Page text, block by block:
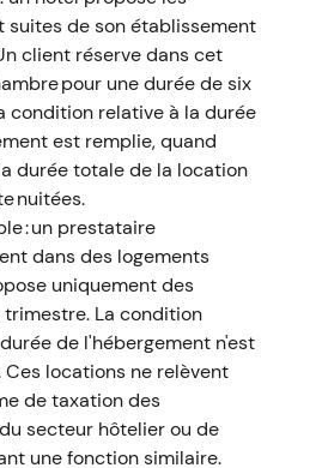
suites de son établissement
client réserve dans cet
pour une durée de six
condition relative à la durée
est remplie, quand
durée totale de la location
nuitées.
: un prestataire
dans des logements
uniquement des
La condition
de l'hébergement n'est
Ces locations ne relèvent
de taxation des
secteur hôtelier ou de
une fonction similaire.